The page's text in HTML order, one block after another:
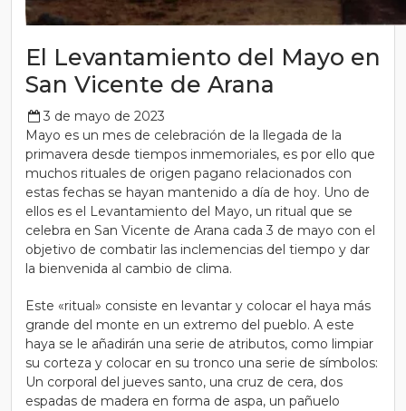
El Levantamiento del Mayo en
San Vicente de Arana
3 de mayo de 2023
Mayo es un mes de celebración de la llegada de la
primavera desde tiempos inmemoriales, es por ello que
muchos rituales de origen pagano relacionados con
estas fechas se hayan mantenido a día de hoy. Uno de
ellos es el Levantamiento del Mayo, un ritual que se
celebra en San Vicente de Arana cada 3 de mayo con el
objetivo de combatir las inclemencias del tiempo y dar
la bienvenida al cambio de clima.
Este «ritual» consiste en levantar y colocar el haya más
grande del monte en un extremo del pueblo. A este
haya se le añadirán una serie de atributos, como limpiar
su corteza y colocar en su tronco una serie de símbolos:
Un corporal del jueves santo, una cruz de cera, dos
espadas de madera en forma de aspa, un pañuelo